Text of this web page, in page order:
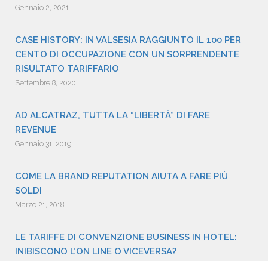
Gennaio 2, 2021
CASE HISTORY: IN VALSESIA RAGGIUNTO IL 100 PER
CENTO DI OCCUPAZIONE CON UN SORPRENDENTE
RISULTATO TARIFFARIO
Settembre 8, 2020
AD ALCATRAZ, TUTTA LA “LIBERTÀ” DI FARE
REVENUE
Gennaio 31, 2019
COME LA BRAND REPUTATION AIUTA A FARE PIÙ
SOLDI
Marzo 21, 2018
LE TARIFFE DI CONVENZIONE BUSINESS IN HOTEL:
INIBISCONO L’ON LINE O VICEVERSA?